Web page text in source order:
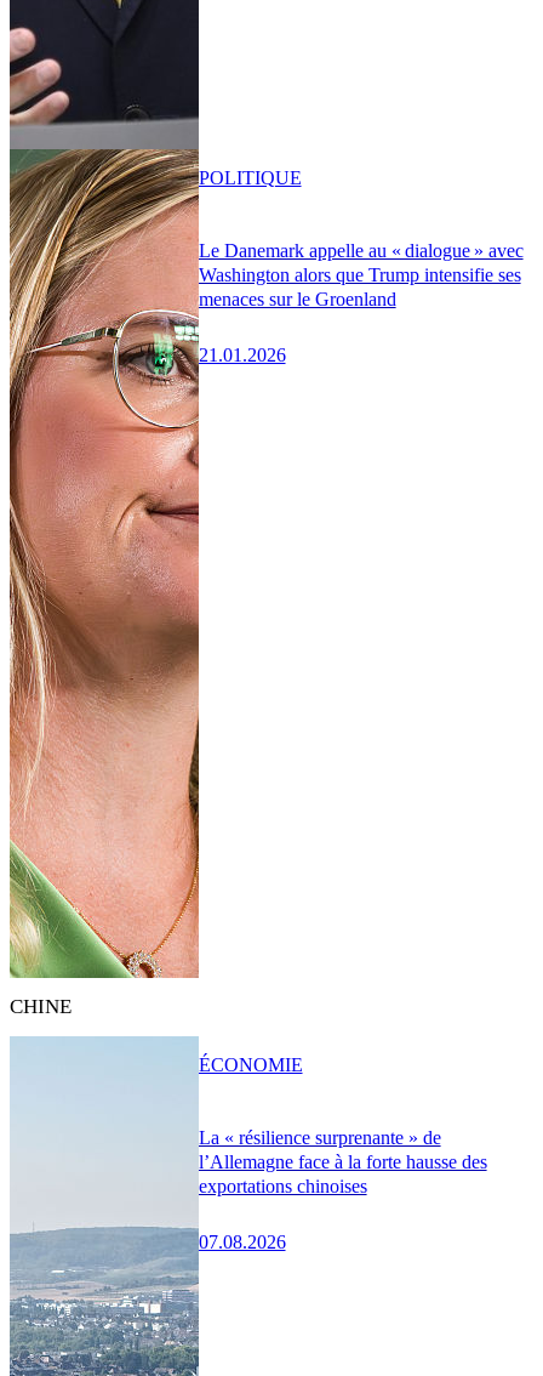
Le Danemark appelle au « dialogue » avec
Washington alors que Trump intensifie ses
menaces sur le Groenland
21.01.2026
POLITIQUE
CHINE
La « résilience surprenante » de
l’Allemagne face à la forte hausse des
exportations chinoises
07.08.2026
ÉCONOMIE